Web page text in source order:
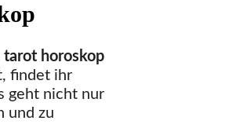
tarot horoskop
findet ihr
geht nicht nur
und zu